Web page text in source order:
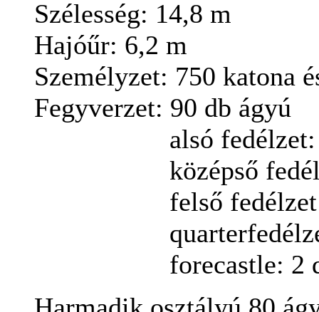
Szélesség: 14,8 m
Hajóűr: 6,2 m
Személyzet: 750 katona
Fegyverzet: 90 db ágyú
alsó fedélzet:
középső
felső
forecastle: 2